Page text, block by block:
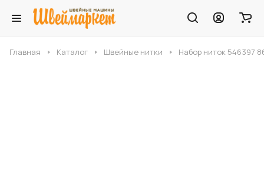
Главная Каталог Швейные нитки Набор ниток 546397